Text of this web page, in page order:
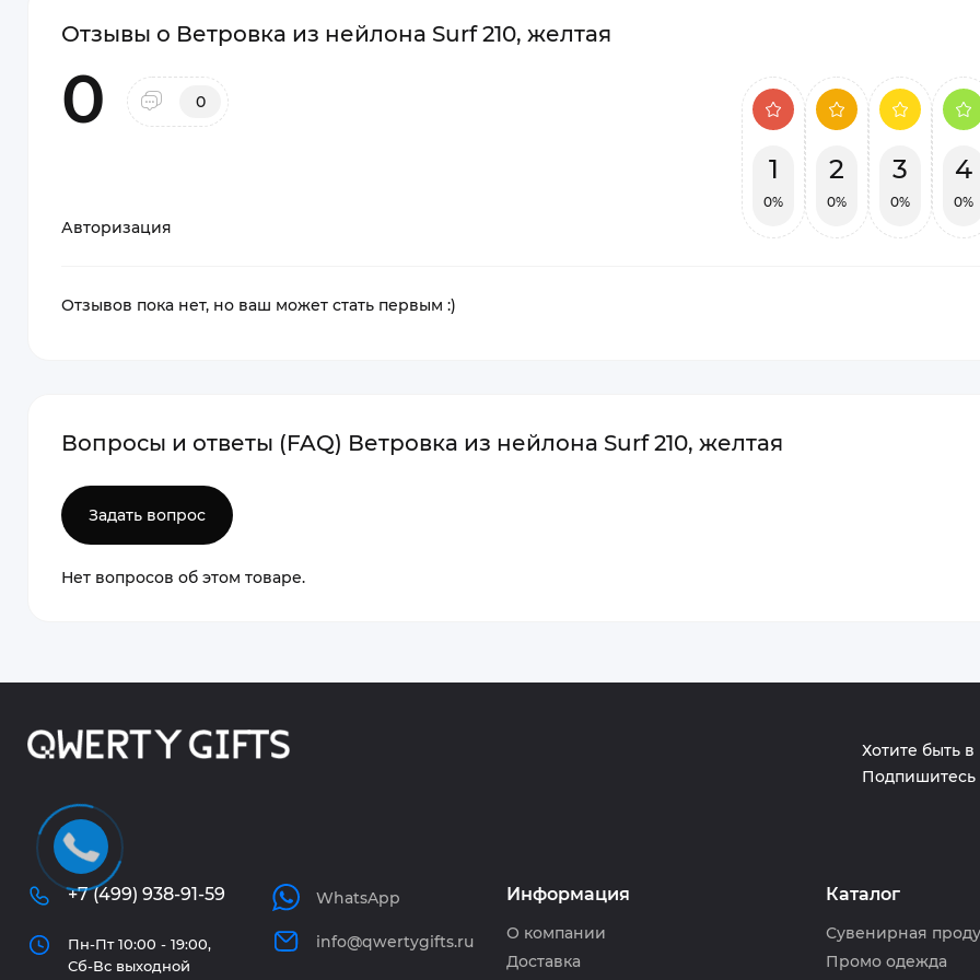
Отзывы о Ветровка из нейлона Surf 210, желтая
0 0
Авторизация
1
0%
2
0%
3
0%
4
0%
Отзывов пока нет, но ваш может стать первым :)
Вопросы и ответы (FAQ) Ветровка из нейлона Surf 210, желтая
Задать вопрос
Нет вопросов об этом товаре.
Хотите быть
Подпишитесь
+7 (499) 938-91-59
Пн-Пт 10:00 - 19:00,
Сб-Вс выходной
WhatsApp
info@qwertygifts.ru
Информация
О компании
Доставка
Каталог
Сувенирная
Промо одежда